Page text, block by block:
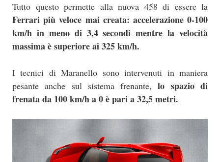
Tutto questo permette alla nuova 458 di essere la
Ferrari più veloce mai creata: accelerazione 0-100
km/h in meno di 3,4 secondi mentre la velocità
massima è superiore ai 325 km/h.
I tecnici di Maranello sono intervenuti in maniera
pesante anche sul sistema frenante,lo spazio di
frenata da 100 km/h a 0 è pari a 32,5 metri.